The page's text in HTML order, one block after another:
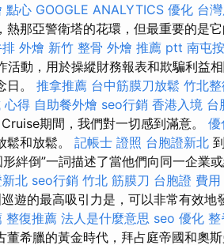
點心 GOOGLE ANALYTICS 優化 台
那亞警衛塔的花環，但最重要的是
外燴 新竹 整骨 外燴 推薦 ptt 南屯
活動，用於操縱財務報表和欺騙利益
日。 推拿推薦 台中筋膜刀放鬆 竹北
心得 自助餐外燴 seo行銷 香港入境 台
Cruise期間，我們對一切感到滿意。 優
鬆和放鬆。 記帳士 證照 台胞證新北
絆倒”一詞描述了當他們向同一企業
北 seo行銷 竹北 筋膜刀 台胞證 費用
遊的最高吸引力是，可以非常有效
整復推薦 法人是什麼意思 seo 優化 整
希臘的黃金時代，拜占庭帝國和奧